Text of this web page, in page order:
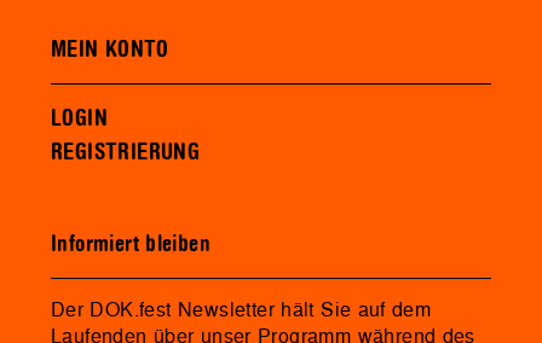
MEIN KONTO
LOGIN
REGISTRIERUNG
Informiert bleiben
Der DOK.fest Newsletter hält Sie auf dem
Laufenden über unser Programm während des